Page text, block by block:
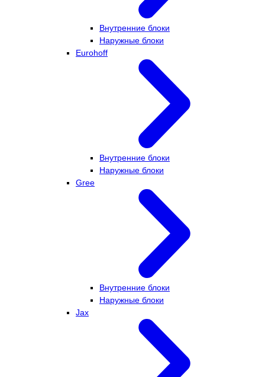
Внутренние блоки
Наружные блоки
Eurohoff
Внутренние блоки
Наружные блоки
Gree
Внутренние блоки
Наружные блоки
Jax